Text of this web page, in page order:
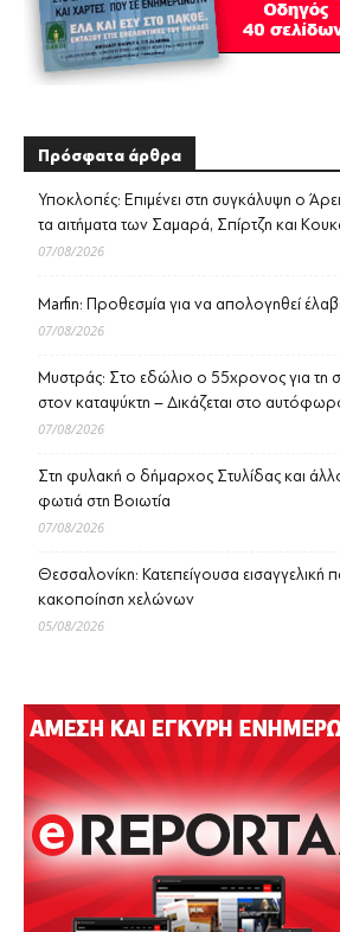
Πρόσφατα άρθρα
Υποκλοπές: Επιμένει στη συγκάλυψη ο
τα αιτήματα των Σαμαρά, Σπίρτζη και
07/08/2026
Marfin: Προθεσμία για να απολογηθεί
07/08/2026
Μυστράς: Στο εδώλιο ο 55χρονος για τη
στον καταψύκτη – Δικάζεται στο
07/08/2026
Στη φυλακή ο δήμαρχος Στυλίδας και
φωτιά στη Βοιωτία
07/08/2026
Θεσσαλονίκη: Κατεπείγουσα εισαγγελική
κακοποίηση χελώνων
05/08/2026